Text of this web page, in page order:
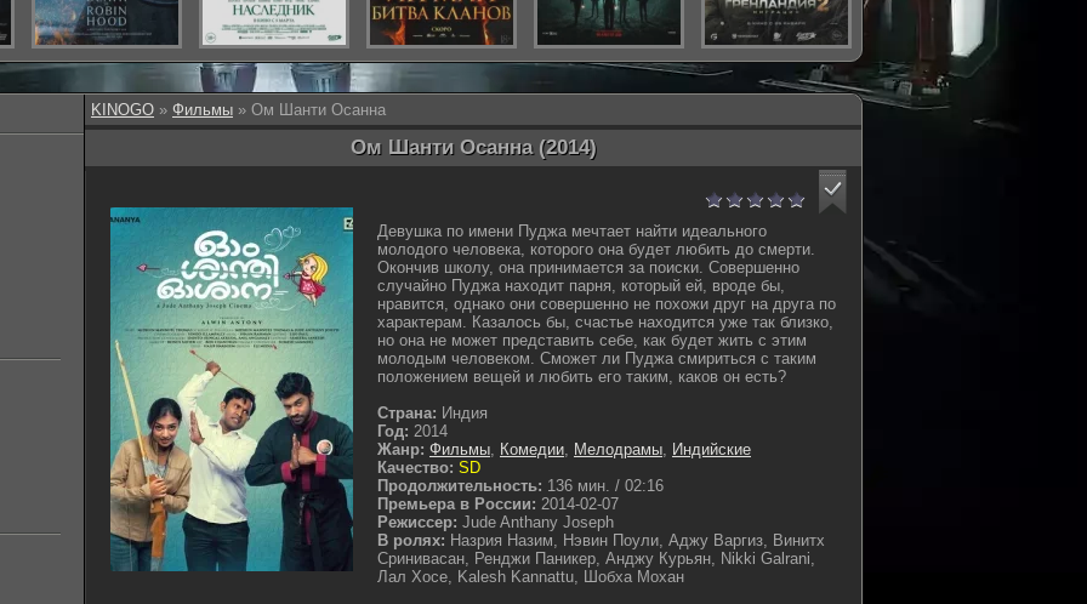
KINOGO » Фильмы » Ом Шанти Осанна
Ом Шанти Осанна (2014)
Девушка по имени Пуджа мечтает найти идеального
молодого человека, которого она будет любить до смерти.
Окончив школу, она принимается за поиски. Совершенно
случайно Пуджа находит парня, который ей, вроде бы,
нравится, однако они совершенно не похожи друг на друга по
характерам. Казалось бы, счастье находится уже так близко,
но она не может представить себе, как будет жить с этим
молодым человеком. Сможет ли Пуджа смириться с таким
положением вещей и любить его таким, каков он есть?
Страна: Индия
Год: 2014
Жанр: Фильмы, Комедии, Мелодрамы, Индийские
Качество: SD
Продолжительность: 136 мин. / 02:16
Премьера в России: 2014-02-07
Режиссер: Jude Anthany Joseph
В ролях: Назрия Назим, Нэвин Поули, Аджу Варгиз, Винитх
Сринивасан, Ренджи Паникер, Анджу Курьян, Nikki Galrani,
Лал Хосе, Kalesh Kannattu, Шобха Мохан